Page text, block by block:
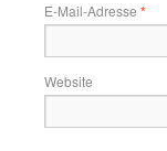
E-Mail-Adresse *
Website